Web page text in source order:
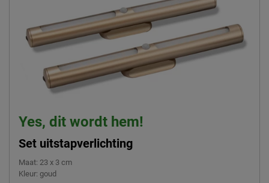
Beter Bed B.V.
Locatie
Postbus 716, 5400 AS,
Uden, Nederland
Emailadres
info@beterbed.nl
Yes, dit wordt hem!
Set uitstapverlichting
Maat: 23 x 3 cm
Kleur: goud